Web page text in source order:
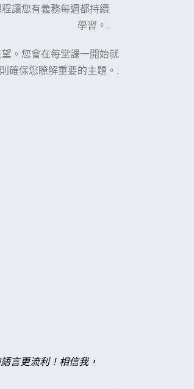
讓您有義務每週都持續
學習。.
。您會在每堂課一開始就
確保您瞭解重要的主題。.
"上完課之後，我總是覺得我花的